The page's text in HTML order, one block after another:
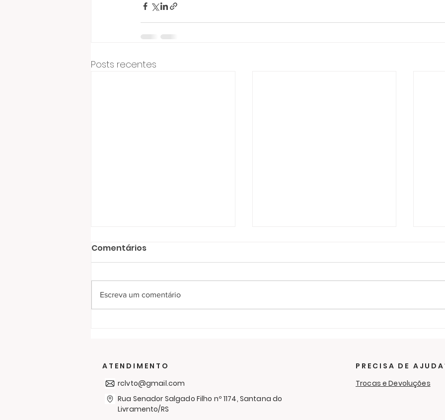
Posts recentes
uma Campanha de
Agasalhos
Comentários
Escreva um comentário
ATENDIMENTO
rclvto@gmail.com
Rua Senador Salgado Filho nº 1174, Santana do
Livramento/RS
PRECISA DE
Trocas e Devoluções